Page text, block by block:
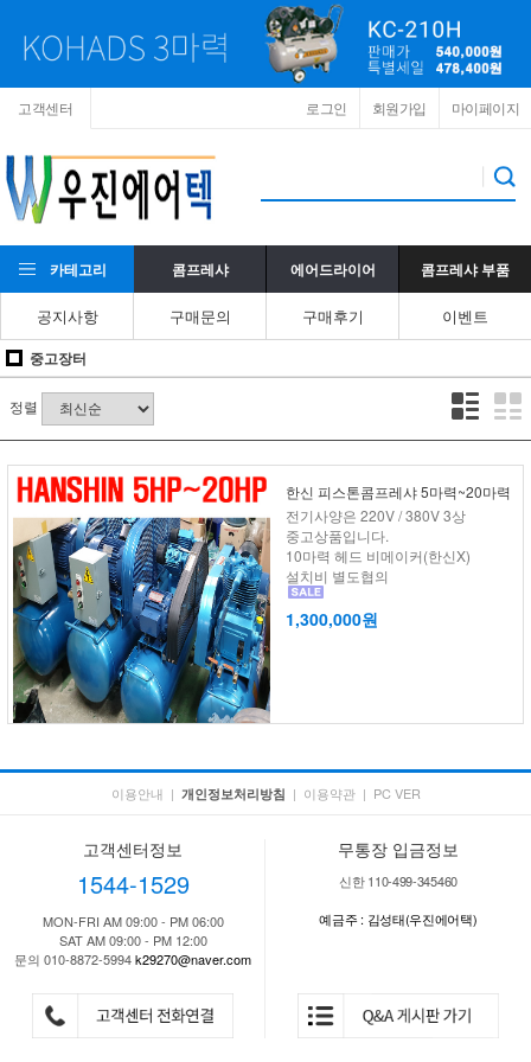
고객센터 마이페이지
회원가입
로그인
카테고리 콤프레샤 에어드라이어 콤프레샤 부품
공지사항 구매문의 구매후기 이벤트
중고장터
정렬
한신 피스톤콤프레샤 5마력~20마력
전기사양은 220V / 380V 3상
중고상품입니다.
10마력 헤드 비메이커(한신X)
설치비 별도협의
1,300,000원
이용안내 | 개인정보처리방침 | 이용약관 | PC VER
고객센터정보
1544-1529
MON-FRI AM 09:00 - PM 06:00
SAT AM 09:00 - PM 12:00
문의 010-8872-5994k29270@naver.com
무통장 입금정보
신한 110-499-345460
예금주 : 김성태(우진에어택)